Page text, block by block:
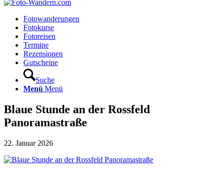
Fotowanderungen
Fotokurse
Fotoreisen
Termine
Rezensionen
Gutscheine
Suche
Menü Menü
Blaue Stunde an der Rossfeld
Panoramastraße
22. Januar 2026